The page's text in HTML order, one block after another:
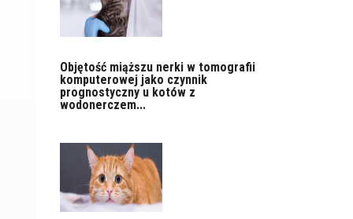
Objętość miąższu nerki w tomografii
komputerowej jako czynnik
prognostyczny u kotów z
wodonerczem...